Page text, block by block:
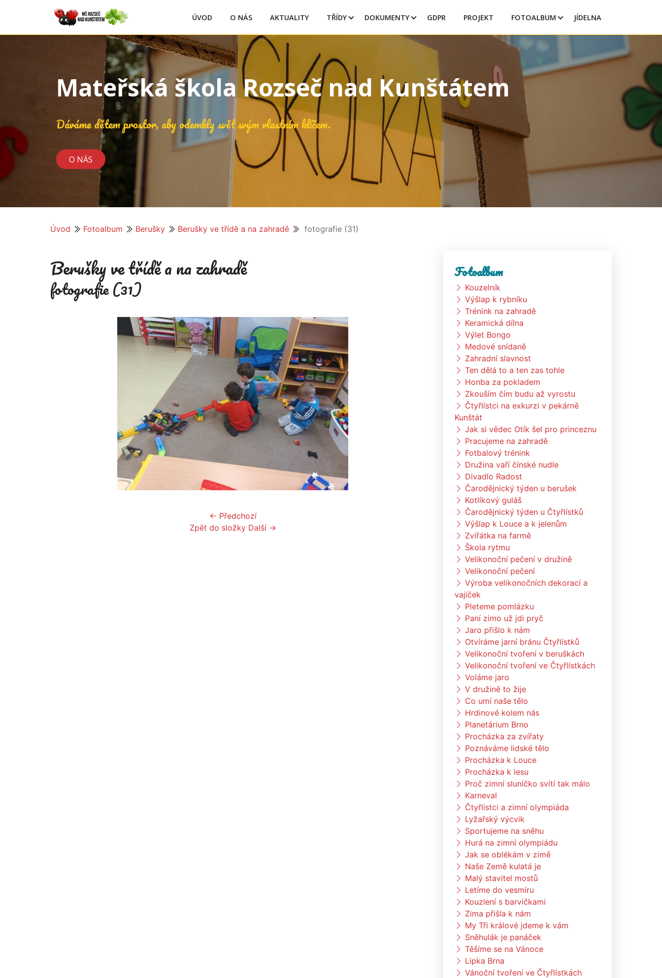
ÚVOD O NÁS AKTUALITY TŘÍDY DOKUMENTY GDPR PROJEKT FOTOALBUM JÍDELNA
Mateřská škola Rozseč nad Kunštátem
Dáváme dětem prostor, aby odemkly svět svým vlastním klíčem.
O NÁS
Úvod Fotoalbum Berušky Berušky ve třídě a na zahradě fotografie (31)
Berušky ve třídě a na zahradě
fotografie (31)
← Předchozí
Zpět do složky Další →
Fotoalbum
Kouzelník
Výšlap k rybníku
Trénink na zahradě
Keramická dílna
Výlet Bongo
Medové snídaně
Zahradní slavnost
Ten dělá to a ten zas tohle
Honba za pokladem
Zkouším čím budu až vyrostu
Čtyřlístci na exkurzi v pekárně
Kunštát
Jak si vědec Otík šel pro princeznu
Pracujeme na zahradě
Fotbalový trénink
Družina vaří čínské nudle
Divadlo Radost
Čarodějnický týden u berušek
Kotlíkový guláš
Čarodějnický týden u Čtyřlístků
Výšlap k Louce a k jelenům
Zvířátka na farmě
Škola rytmu
Velikonoční pečení v družině
Velikonoční pečení
Výroba velikonočních dekorací a
vajíček
Pleteme pomlázku
Paní zimo už jdi pryč
Jaro přišlo k nám
Otvíráme jarní bránu Čtyřlístků
Velikonoční tvoření v beruškách
Velikonoční tvoření ve Čtyřlístkách
Voláme jaro
V družině to žije
Co umí naše tělo
Hrdinové kolem nás
Planetárium Brno
Procházka za zvířaty
Poznáváme lidské tělo
Procházka k Louce
Procházka k lesu
Proč zimní sluníčko svítí tak málo
Karneval
Čtyřlístci a zimní olympiáda
Lyžařský výcvik
Sportujeme na sněhu
Hurá na zimní olympiádu
Jak se oblékám v zimě
Naše Země kulatá je
Malý stavitel mostů
Letíme do vesmíru
Kouzlení s barvičkami
Zima přišla k nám
My Tři králové jdeme k vám
Sněhulák je panáček
Těšíme se na Vánoce
Lipka Brna
Vánoční tvoření ve Čtyřlístkách